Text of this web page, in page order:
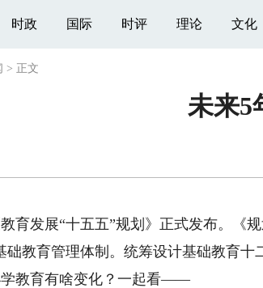
时政 国际 时评 理论 文化
> 正文
未来5
发展“十五五”规划》正式发布。《规
础教育管理体制。统筹设计基础教育
学教育有啥变化？一起看——